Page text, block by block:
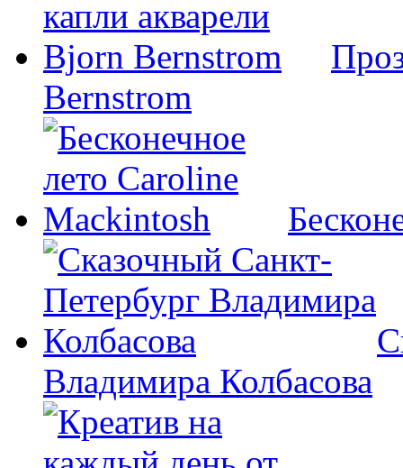
Bernstrom
Владимира Колбасова